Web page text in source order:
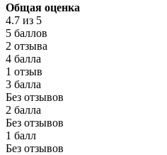
Общая оценка
4.7 из 5
5 баллов
2 отзыва
4 балла
1 отзыв
3 балла
Без отзывов
2 балла
Без отзывов
1 балл
Без отзывов